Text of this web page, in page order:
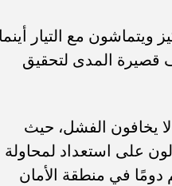
ويتماشون مع التيار أينما
قصيرة المدى لتحقيق
يخافون الفشل، حيث
على استعداد لمحاولة
دومًا في منطقة الأمان